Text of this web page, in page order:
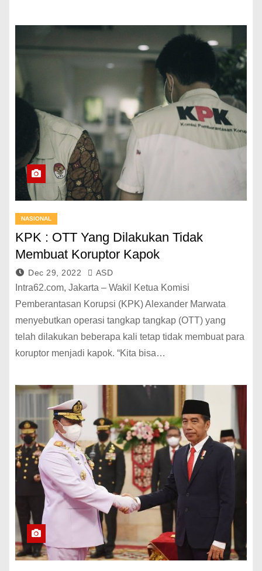
NASIONAL
KPK : OTT Yang Dilakukan Tidak
Membuat Koruptor Kapok
Dec 29, 2022 ASD
Intra62.com, Jakarta – Wakil Ketua Komisi
Pemberantasan Korupsi (KPK) Alexander Marwata
menyebutkan operasi tangkap tangkap (OTT) yang
telah dilakukan beberapa kali tetap tidak membuat para
koruptor menjadi kapok. “Kita bisa…